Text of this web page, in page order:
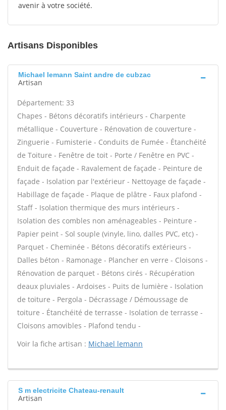
avenir à votre société.
Artisans Disponibles
Michael lemann Saint andre de cubzac
Artisan
Département: 33
Chapes - Bétons décoratifs intérieurs - Charpente
métallique - Couverture - Rénovation de couverture -
Zinguerie - Fumisterie - Conduits de Fumée - Étanchéité
de Toiture - Fenêtre de toit - Porte / Fenêtre en PVC -
Enduit de façade - Ravalement de façade - Peinture de
façade - Isolation par l'extérieur - Nettoyage de façade -
Habillage de façade - Plaque de plâtre - Faux plafond -
Staff - Isolation thermique des murs intérieurs -
Isolation des combles non aménageables - Peinture -
Papier peint - Sol souple (vinyle, lino, dalles PVC, etc) -
Parquet - Cheminée - Bétons décoratifs extérieurs -
Dalles béton - Ramonage - Plancher en verre - Cloisons -
Rénovation de parquet - Bétons cirés - Récupération
deaux pluviales - Ardoises - Puits de lumière - Isolation
de toiture - Pergola - Décrassage / Démoussage de
toiture - Étanchéité de terrasse - Isolation de terrasse -
Cloisons amovibles - Plafond tendu -
Voir la fiche artisan : Michael lemann
S m electricite Chateau-renault
Artisan